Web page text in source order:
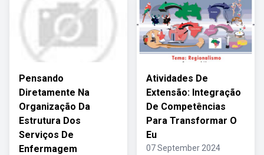
Pensando
Diretamente Na
Organização Da
Estrutura Dos
Serviços De
Enfermagem
Atividades De
Extensão: Integração
De Competências
Para Transformar O
Eu
07 September 2024